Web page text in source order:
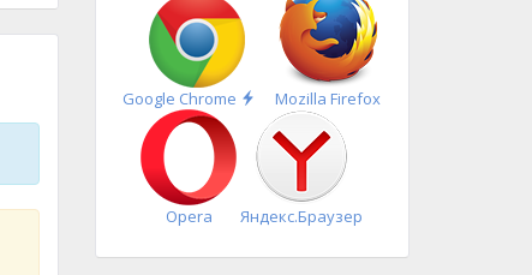
Google Chrome
Быстрая
установка
Mozilla Firefox
Opera Яндекс.Браузер